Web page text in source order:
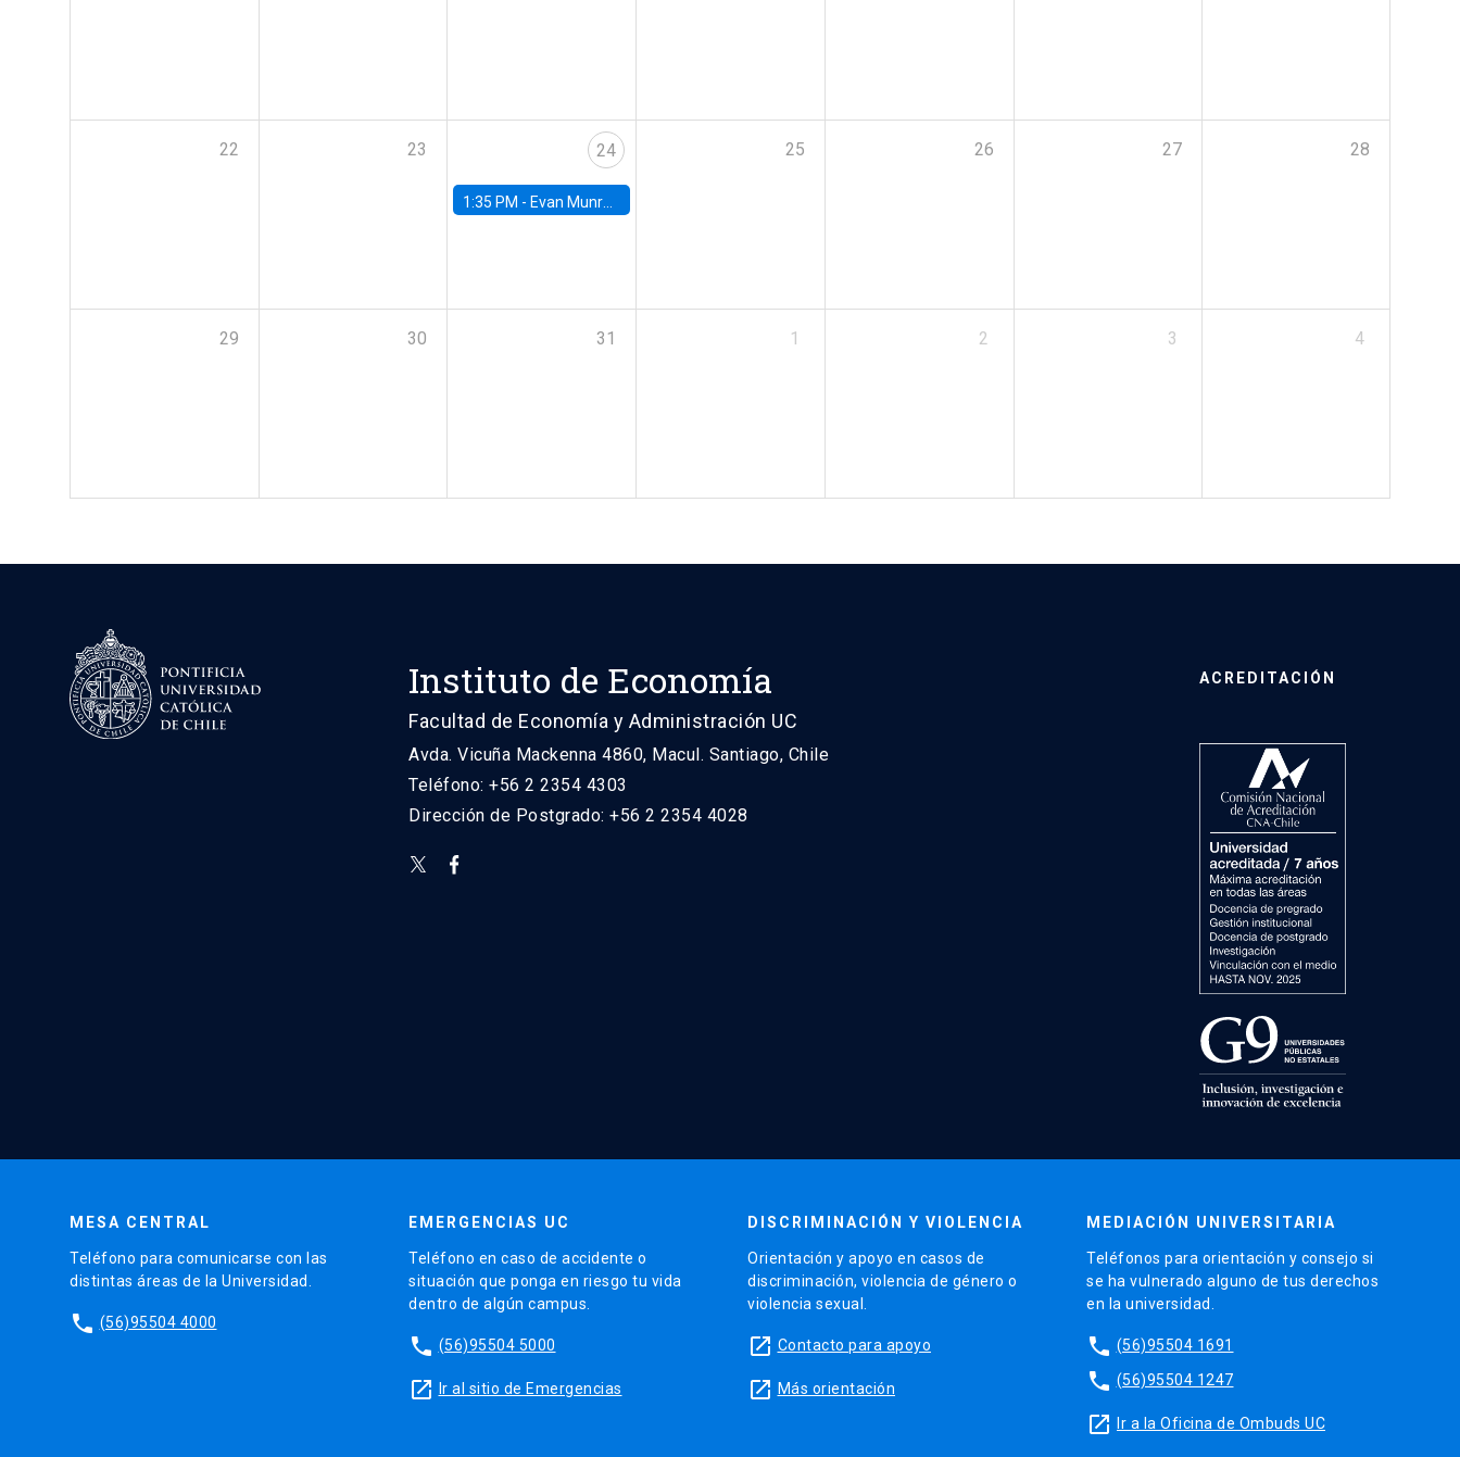
22 23 24
1:35 PM - Evan Munro, Neyman Visiting Assistant Professor in the Department of Statistics at UC Berkeley
25 26 27 28
29 30 31 1 2 3 4
Instituto de Economía
Facultad de Economía y Administración UC
Avda. Vicuña Mackenna 4860, Macul. Santiago, Chile
Teléfono: +56 2 2354 4303
Dirección de Postgrado: +56 2 2354 4028
ACREDITACIÓN
MESA CENTRAL
Teléfono para comunicarse con las
distintas áreas de la Universidad.
phone (56)95504 4000
EMERGENCIAS UC
Teléfono en caso de accidente o
situación que ponga en riesgo tu vida
dentro de algún campus.
phone (56)95504 5000
launch Ir al sitio de Emergencias
DISCRIMINACIÓN Y VIOLENCIA
Orientación y apoyo en casos de
discriminación, violencia de género o
violencia sexual.
launch Contacto para apoyo
launch Más orientación
MEDIACIÓN UNIVERSITARIA
Teléfonos para orientación y consejo si
se ha vulnerado alguno de tus derechos
en la universidad.
phone (56)95504 1691
phone (56)95504 1247
launch Ir a la Oficina de Ombuds UC